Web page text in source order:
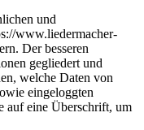
und
www.liedermacher-
Der besseren
gegliedert und
welche Daten von
eingeloggten
auf eine Überschrift, um